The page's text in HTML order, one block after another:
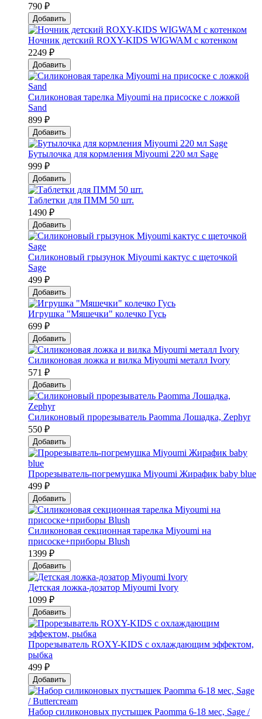
790 ₽
Добавить
Ночник детский ROXY-KIDS WIGWAM с котенком
2249 ₽
Добавить
Силиконовая тарелка Мiyoumi на присоске с ложкой
Sand
899 ₽
Добавить
Бутылочка для кормления Miyoumi 220 мл Sage
999 ₽
Добавить
Таблетки для ПММ 50 шт.
1490 ₽
Добавить
Силиконовый грызунок Мiyoumi кактус с щеточкой
Sage
499 ₽
Добавить
Игрушка "Мяшечки" колечко Гусь
699 ₽
Добавить
Силиконовая ложка и вилка Мiyoumi металл Ivory
571 ₽
Добавить
Силиконовый прорезыватель Paomma Лошадка, Zephyr
550 ₽
Добавить
Прорезыватель-погремушка Мiyoumi Жирафик baby blue
499 ₽
Добавить
Силиконовая секционная тарелка Мiyoumi на
присоске+приборы Blush
1399 ₽
Добавить
Детская ложка-дозатор Мiyoumi Ivory
1099 ₽
Добавить
Прорезыватель ROXY-KIDS с охлаждающим эффектом,
рыбка
499 ₽
Добавить
Набор силиконовых пустышек Paomma 6-18 мес, Sage /